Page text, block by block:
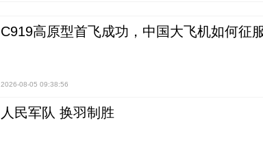
C919高原型首飞成功，中国大飞机如何征
2026-08-05 09:38:56
人民军队 换羽制胜